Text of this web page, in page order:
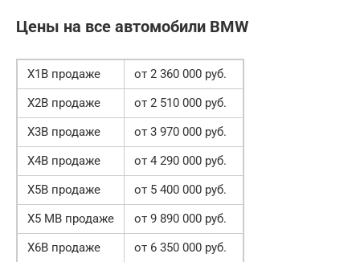
Цены на все автомобили BMW
X1В продаже
от 2 360 000 руб.
X2В продаже
от 2 510 000 руб.
X3В продаже
от 3 970 000 руб.
X4В продаже
от 4 290 000 руб.
X5В продаже
от 5 400 000 руб.
X5 MВ продаже
от 9 890 000 руб.
X6В продаже
от 6 350 000 руб.